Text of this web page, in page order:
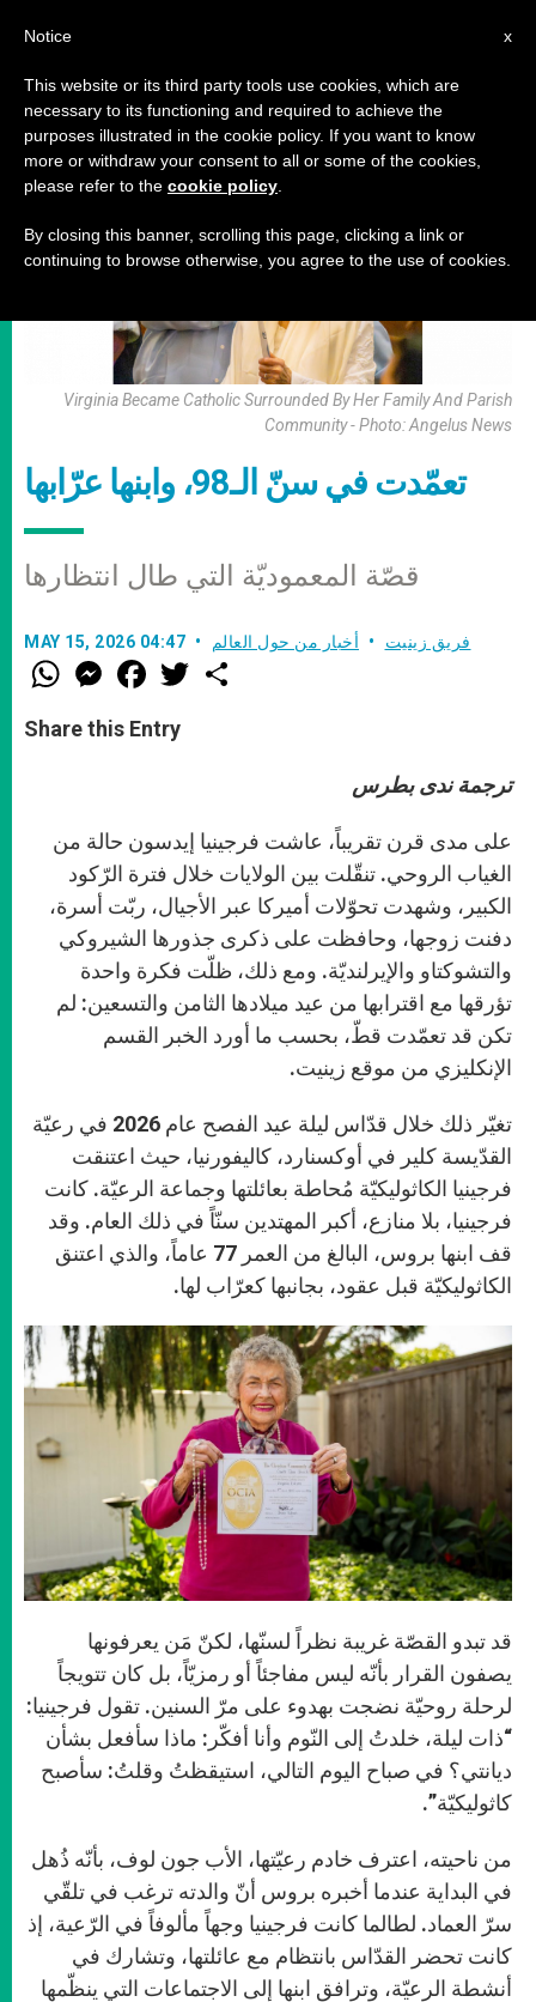
أخبار من حول العالم
Virginia Became Catholic Surrounded By Her Family And Parish
Community - Photo: Angelus News
تعمّدت في سنّ الـ98، وابنها عرّابها
قصّة المعموديّة التي طال انتظارها
MAY 15, 2026 04:47 فريق زينيت أخبار من حول العالم
W
h
t
s
M
e
s
e
F
a
e
b
w
Share this Entry
ترجمة ندى بطرس
على مدى قرن تقريباً، عاشت فرجينيا إيدسون حالة من
الغياب الروحي. تنقّلت بين الولايات خلال فترة الرّكود
الكبير، وشهدت تحوّلات أميركا عبر الأجيال، ربّت أسرة،
دفنت زوجها، وحافظت على ذكرى جذورها الشيروكي
والتشوكتاو والإيرلنديّة. ومع ذلك، ظلّت فكرة واحدة
تؤرقها مع اقترابها من عيد ميلادها الثامن والتسعين: لم
تكن قد تعمّدت قطّ، بحسب ما أورد الخبر القسم
الإنكليزي من موقع زينيت.
تغيّر ذلك خلال قدّاس ليلة عيد الفصح عام 2026 في رعيّة
القدّيسة كلير في أوكسنارد، كاليفورنيا، حيث اعتنقت
فرجينيا الكاثوليكيّة مُحاطة بعائلتها وجماعة الرعيّة. كانت
فرجينيا، بلا منازع، أكبر المهتدين سنّاً في ذلك العام. وقد
قف ابنها بروس، البالغ من العمر 77 عاماً، والذي اعتنق
الكاثوليكيّة قبل عقود، بجانبها كعرّاب لها.
قد تبدو القصّة غريبة نظراً لسنّها، لكنّ مَن يعرفونها
يصفون القرار بأنّه ليس مفاجئاً أو رمزيّاً، بل كان تتويجاً
لرحلة روحيّة نضجت بهدوء على مرّ السنين. تقول فرجينيا:
“ذات ليلة، خلدتُ إلى النّوم وأنا أفكّر: ماذا سأفعل بشأن
ديانتي؟ في صباح اليوم التالي، استيقظتُ وقلتُ: سأصبح
كاثوليكيّة”.
من ناحيته، اعترف خادم رعيّتها، الأب جون لوف، بأنّه ذُهل
في البداية عندما أخبره بروس أنّ والدته ترغب في تلقّي
سرّ العماد. لطالما كانت فرجينيا وجهاً مألوفاً في الرّعية، إذ
كانت تحضر القدّاس بانتظام مع عائلتها، وتشارك في
أنشطة الرعيّة، وترافق ابنها إلى الاجتماعات التي ينظّمها
x
Notice
This website or its third party tools use cookies, which are
necessary to its functioning and required to achieve the
purposes illustrated in the cookie policy. If you want to know
more or withdraw your consent to all or some of the cookies,
please refer to the cookie policy
By closing this banner, scrolling this page, clicking a link or
continuing to browse otherwise, you agree to the use of cookies.